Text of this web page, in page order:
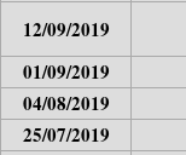
12/09/2019
01/09/2019
04/08/2019
25/07/2019